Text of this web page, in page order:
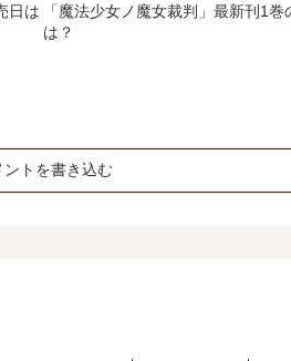
日は
「魔法少女ノ魔女裁判」最新刊1
は？
ントを書き込む